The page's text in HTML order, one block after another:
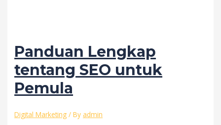
Rumah
dengan
Program
Subsidi
Pemerintah
Panduan Lengkap
tentang SEO untuk
Pemula
Digital Marketing / By admin